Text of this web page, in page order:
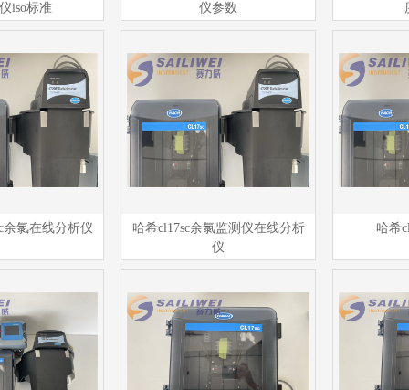
iso标准
仪参数
余氯在线分析仪
哈希cl17sc余氯监测仪在线分析
仪
哈希